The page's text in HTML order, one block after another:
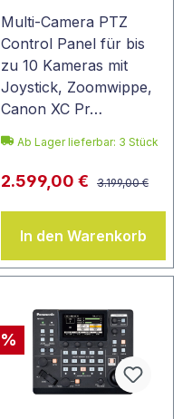
Multi-Camera PTZ
Control Panel für bis
zu 10 Kameras mit
Joystick, Zoomwippe,
Canon XC Pr…
Ab Lager lieferbar: 3 Stück
2.599,00 € 3.199,00 €
In den Warenkorb
%